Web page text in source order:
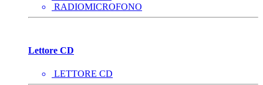
RADIOMICROFONO
Lettore CD
LETTORE CD